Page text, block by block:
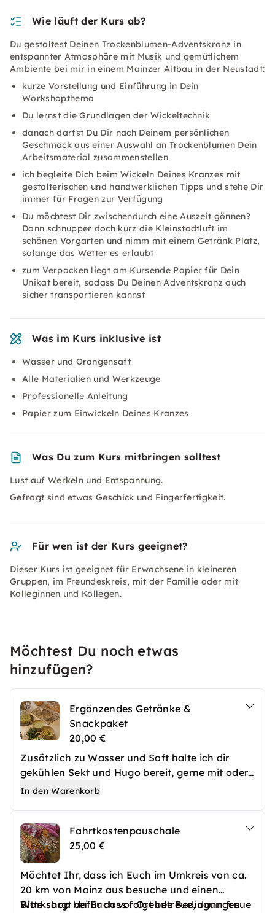
Wie läuft der Kurs ab?
Du gestaltest Deinen Trockenblumen-Adventskranz in
entspannter Atmosphäre mit Musik und gemütlichem
Ambiente bei mir in einem Mainzer Altbau in der Neustadt:
kurze Vorstellung und Einführung in Dein
Workshopthema
Du lernst die Grundlagen der Wickeltechnik
danach darfst Du Dir nach Deinem persönlichen
Geschmack aus einer Auswahl an Trockenblumen Dein
Arbeitsmaterial zusammenstellen
ich begleite Dich beim Wickeln Deines Kranzes mit
gestalterischen und handwerklichen Tipps und stehe Dir
immer für Fragen zur Verfügung
Du möchtest Dir zwischendurch eine Auszeit gönnen?
Dann schnupper doch kurz die Kleinstadtluft im
schönen Vorgarten und nimm mit einem Getränk Platz,
solange das Wetter es erlaubt
zum Verpacken liegt am Kursende Papier für Dein
Unikat bereit, sodass Du Deinen Adventskranz auch
sicher transportieren kannst
Was im Kurs inklusive ist
Wasser und Orangensaft
Alle Materialien und Werkzeuge
Professionelle Anleitung
Papier zum Einwickeln Deines Kranzes
Was Du zum Kurs mitbringen solltest
Lust auf Werkeln und Entspannung.
Gefragt sind etwas Geschick und Fingerfertigkeit.
Für wen ist der Kurs geeignet?
Dieser Kurs ist geeignet für Erwachsene in kleineren
Gruppen, im Freundeskreis, mit der Familie oder mit
Kolleginnen und Kollegen.
Möchtest Du noch etwas
hinzufügen?
Ergänzendes Getränke &
Snackpaket
20,00 €
Zusätzlich zu Wasser und Saft halte ich dir
gekühlen Sekt und Hugo bereit, gerne mit oder
ohne Alkohol. Mit leckeren Snacks kannst du
In den Warenkorb
Fahrtkostenpauschale
25,00 €
Möchtet Ihr, dass ich Euch im Umkreis von ca.
20 km von Mainz aus besuche und einen
Workshop bei Euch vor Ort betreue, dann freue
Bitte sorgt dafür dass folgende Bedingungen